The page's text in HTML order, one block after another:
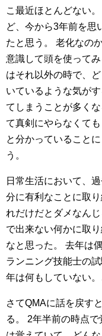
こ最近ほとんどない。
ど、今から3年前を思
たと思う。
老化なの
意識して頭を使って
はそれ以外の時で、
いているような気がす
てしまうことが多く
て真剣にやらなくて
と分かっていること
う。
日常生活において、
分に有利なことに取
れだけだとダメなん
で出来ない何かに取
なと思った。
去年は
ランニング技能士の
年は何もしていない。
さてQMAに話を戻す
る。
2年半前の時点